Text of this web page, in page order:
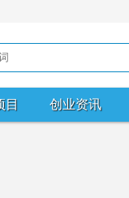
目 创业资讯